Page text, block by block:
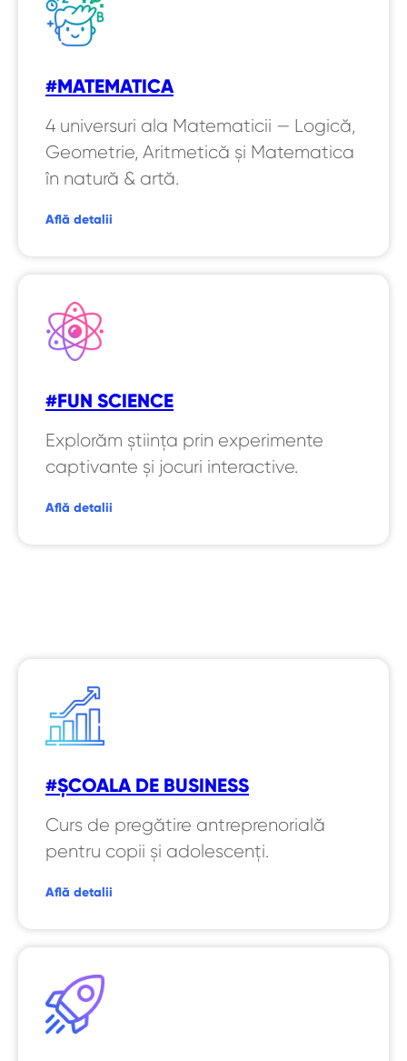
#MATEMATICA
4 universuri ala Matematicii — Logică,
Geometrie, Aritmetică și Matematica
în natură & artă.
Află detalii
#FUN SCIENCE
Explorăm știința prin experimente
captivante și jocuri interactive.
Află detalii
#ȘCOALA DE BUSINESS
Curs de pregătire antreprenorială
pentru copii și adolescenți.
Află detalii